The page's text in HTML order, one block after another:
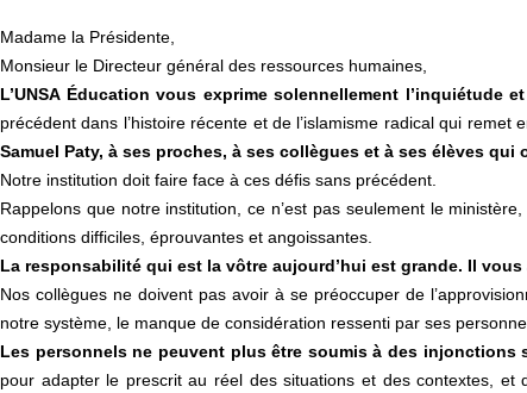
Madame la Présidente,
Monsieur le Directeur général des ressources humaines,
L’UNSA Éducation vous exprime solennellement l’inquiétude
précédent dans l’histoire récente et de l’islamisme radical qui
Samuel Paty, à ses proches, à ses collègues et à ses élèves
Notre institution doit faire face à ces défis sans précédent.
Rappelons que notre institution, ce n’est pas seulement le
conditions difficiles, éprouvantes et angoissantes.
La responsabilité qui est la vôtre aujourd’hui est grande. Il
Nos collègues ne doivent pas avoir à se préoccuper de
notre système, le manque de considération ressenti par ses
Les personnels ne peuvent plus être soumis à des
pour adapter le prescrit au réel des situations et des contextes,